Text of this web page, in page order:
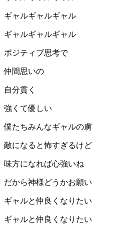
ギャルギャルギャル
ギャルギャルギャル
ポジティブ思考で
仲間思いの
自分貫く
強くて優しい
僕たちみんなギャルの虜
敵になると怖すぎるけど
味方になれば心強いね
だから神様どうかお願い
ギャルと仲良くなりたい
ギャルと仲良くなりたい